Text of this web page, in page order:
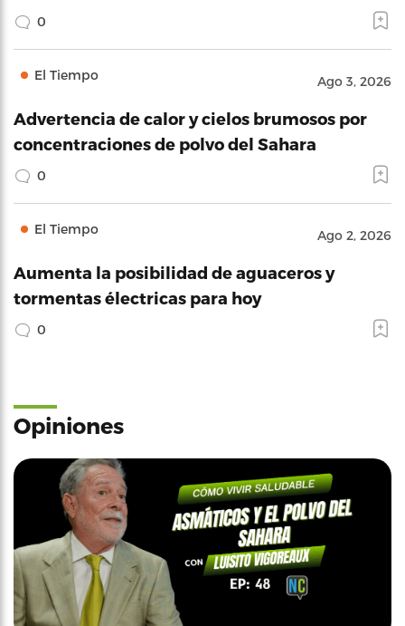
0
El Tiempo Ago 3, 2026
Advertencia de calor y cielos brumosos por
concentraciones de polvo del Sahara
0
El Tiempo Ago 2, 2026
Aumenta la posibilidad de aguaceros y
tormentas électricas para hoy
0
Opiniones